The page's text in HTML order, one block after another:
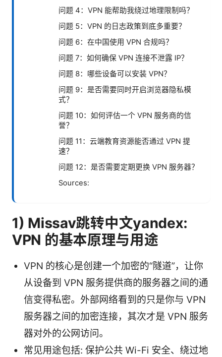
问题 4：VPN 能帮助我绕过地理限制吗？
问题 5：VPN 的日志政策到底多重要？
问题 6：在中国使用 VPN 合规吗？
问题 7：如何确保 VPN 连接不泄露 IP？
问题 8：哪些设备可以安装 VPN？
问题 9：是否需要同时开启浏览器隐私模
式？
问题 10：如何评估一个 VPN 服务商的信
誉？
问题 11：云端教育资源能否通过 VPN 提
速？
问题 12：是否需要定期更换 VPN 服务器？
Sources:
1) Missav跳转中文yandex:
VPN 的基本原理与用途
VPN 的核心是创建一个加密的“隧道”，让你
从设备到 VPN 服务提供商的服务器之间的通
信变得私密。外部网络看到的只是你与 VPN
服务器之间的加密连接，其次才是 VPN 服务
器对外的公网访问。
常见用途包括: 保护公共 Wi-Fi 安全、绕过地